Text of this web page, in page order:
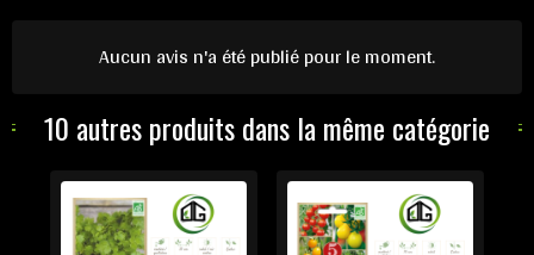
Aucun avis n'a été publié pour le moment.
10 autres produits dans la même catégorie